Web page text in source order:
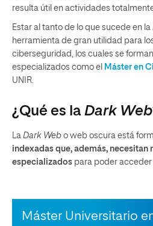
resulta útil en actividades
Estar al tanto de lo que sucede en la
herramienta de gran utilidad para
ciberseguridad, los cuales se
especializados como el Máster en
UNIR.
¿Qué es la Dark Web
La Dark Web o web oscura está
indexadas que, además, necesitan
especializados para poder acceder
Máster Universitario